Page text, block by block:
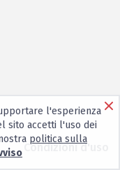
Condizioni d'uso
l'esperienza
sito accetti l'uso dei
politica sulla